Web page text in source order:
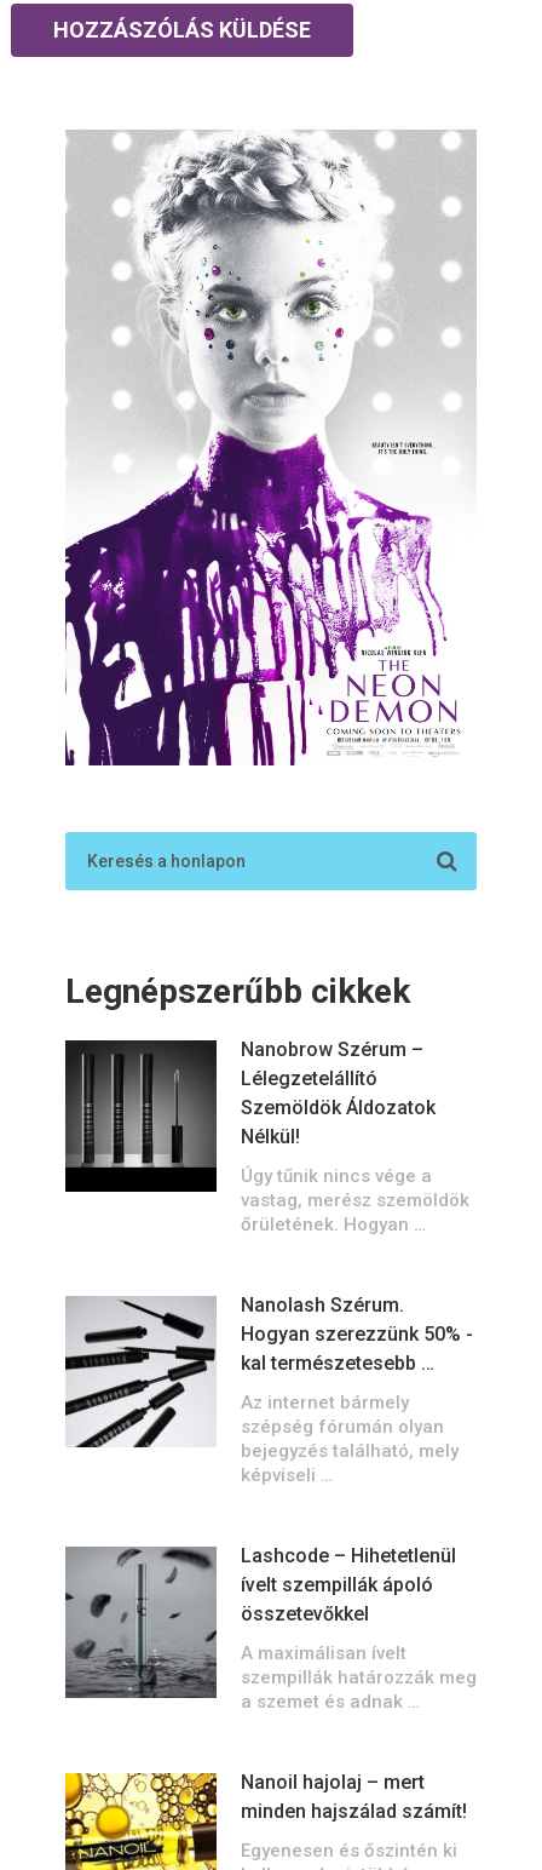
Legnépszerűbb cikkek
Nanobrow Szérum –
Lélegzetelállító
Szemöldök Áldozatok
Nélkül!
Úgy tűnik nincs vége a
vastag, merész szemöldök
őrületének. Hogyan …
Nanolash Szérum.
Hogyan szerezzünk 50% -
kal természetesebb …
Az internet bármely
szépség fórumán olyan
bejegyzés található, mely
képviseli …
Lashcode – Hihetetlenül
ívelt szempillák ápoló
összetevőkkel
A maximálisan ívelt
szempillák határozzák meg
a szemet és adnak …
Nanoil hajolaj – mert
minden hajszálad számít!
Egyenesen és őszintén ki